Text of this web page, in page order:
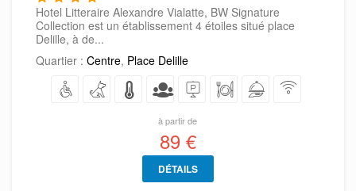
Hotel Litteraire Alexandre Vialatte, BW Signature
Collection est un établissement 4 étoiles situé place
Delille, à de...
Quartier : Centre, Place Delille
à partir de
89 €
DÉTAILS